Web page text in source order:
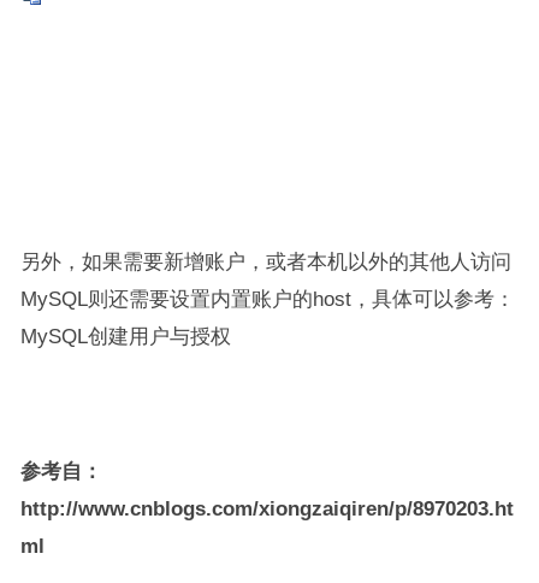
另外，如果需要新增账户，或者本机以外的其他人访问
MySQL则还需要设置内置账户的host，具体可以参考：
MySQL创建用户与授权
参考自：
http://www.cnblogs.com/xiongzaiqiren/p/8970203.ht
ml